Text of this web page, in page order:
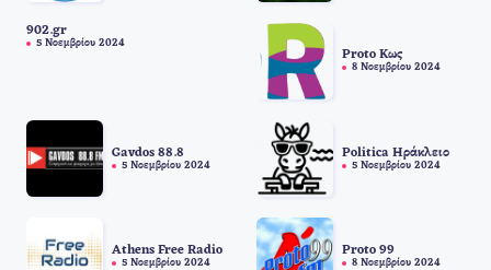
902.gr
5 Νοεμβρίου 2024
Proto Κως
8 Νοεμβρίου 2024
Gavdos 88.8
5 Νοεμβρίου 2024
Politica Ηράκλειο
5 Νοεμβρίου 2024
Athens Free Radio
5 Νοεμβρίου 2024
Proto 99
8 Νοεμβρίου 2024